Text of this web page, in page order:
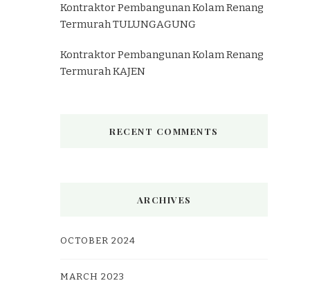
Kontraktor Pembangunan Kolam Renang
Termurah TULUNGAGUNG
Kontraktor Pembangunan Kolam Renang
Termurah KAJEN
RECENT COMMENTS
ARCHIVES
OCTOBER 2024
MARCH 2023